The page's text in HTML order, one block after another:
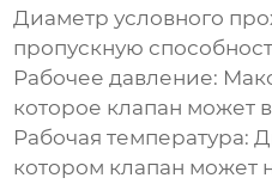
Диаметр условного
пропускную
Рабочее давление:
которое клапан может
Рабочая температура:
котором клапан может